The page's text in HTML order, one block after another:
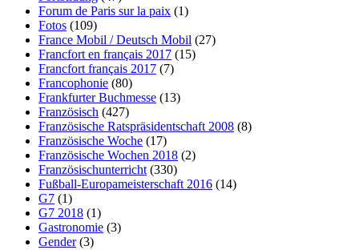
Forum de Paris sur la paix (1)
Fotos (109)
France Mobil / Deutsch Mobil (27)
Francfort en français 2017 (15)
Francfort français 2017 (7)
Francophonie (80)
Frankfurter Buchmesse (13)
Französisch (427)
Französische Ratspräsidentschaft 2008 (8)
Französische Woche (17)
Französische Wochen 2018 (2)
Französischunterricht (330)
Fußball-Europameisterschaft 2016 (14)
G7 (1)
G7 2018 (1)
Gastronomie (3)
Gender(3)